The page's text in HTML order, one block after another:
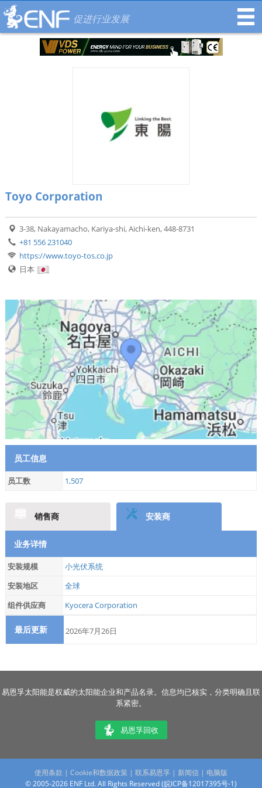
促进行业发展
Toyo Corporation
3-38, Nakayamacho, Kariya-shi, Aichi-ken, 448-8731
+81 556 231040
https://www.toyo-tos.co.jp
日本
员工信息
员工数 1,507
销售商 安装商
业务详情
安装规模
小光伏系统
安装地区
全球
组件供应商
Kyocera Corporation
最后更新 2026年7月26日
易恩孚太阳能是权威的太阳能企业和产品名录。信息均已核实，分类明确且联
系紧密。
易恩孚回收
使用条款 | Cookie和数据政策 | 联系易恩孚 | 新闻信 | 电脑版
© 2005-2026 ENF Ltd. All Rights Reserved (皖ICP备12017395号-1)